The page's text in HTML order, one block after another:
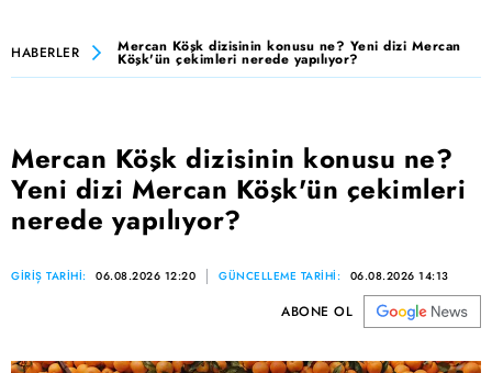
HABERLER Mercan Köşk dizisinin konusu ne? Yeni dizi Mercan
Köşk'ün çekimleri nerede yapılıyor?
Mercan Köşk dizisinin konusu ne?
Yeni dizi Mercan Köşk'ün çekimleri
nerede yapılıyor?
GİRİŞ TARİHİ: 06.08.2026 12:20 GÜNCELLEME TARİHİ: 06.08.2026 14:13
ABONE OL